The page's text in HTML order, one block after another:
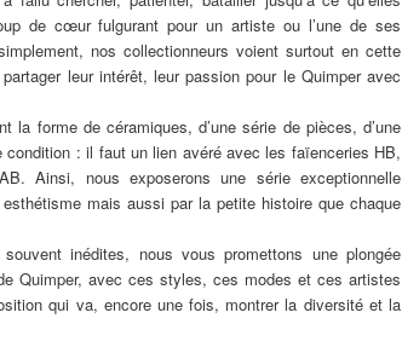
de cœur fulgurant pour un artiste ou l’une de ses
nos collectionneurs voient surtout en cette
leur intérêt, leur passion pour le Quimper avec
la forme de céramiques, d’une série de pièces, d’une
condition : il faut un lien avéré avec les faïenceries HB,
Ainsi, nous exposerons une série exceptionnelle
mais aussi par la petite histoire que chaque
inédites, nous vous promettons une plongée
Quimper, avec ces styles, ces modes et ces artistes
qui va, encore une fois, montrer la diversité et la